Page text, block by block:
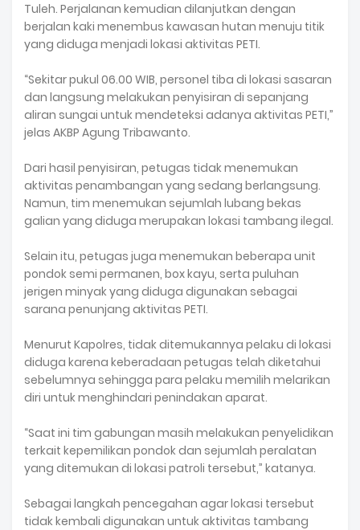
Tuleh. Perjalanan kemudian dilanjutkan dengan
berjalan kaki menembus kawasan hutan menuju titik
yang diduga menjadi lokasi aktivitas PETI.
“Sekitar pukul 06.00 WIB, personel tiba di lokasi sasaran
dan langsung melakukan penyisiran di sepanjang
aliran sungai untuk mendeteksi adanya aktivitas PETI,”
jelas AKBP Agung Tribawanto.
Dari hasil penyisiran, petugas tidak menemukan
aktivitas penambangan yang sedang berlangsung.
Namun, tim menemukan sejumlah lubang bekas
galian yang diduga merupakan lokasi tambang ilegal.
Selain itu, petugas juga menemukan beberapa unit
pondok semi permanen, box kayu, serta puluhan
jerigen minyak yang diduga digunakan sebagai
sarana penunjang aktivitas PETI.
Menurut Kapolres, tidak ditemukannya pelaku di lokasi
diduga karena keberadaan petugas telah diketahui
sebelumnya sehingga para pelaku memilih melarikan
diri untuk menghindari penindakan aparat.
“Saat ini tim gabungan masih melakukan penyelidikan
terkait kepemilikan pondok dan sejumlah peralatan
yang ditemukan di lokasi patroli tersebut,” katanya.
Sebagai langkah pencegahan agar lokasi tersebut
tidak kembali digunakan untuk aktivitas tambang